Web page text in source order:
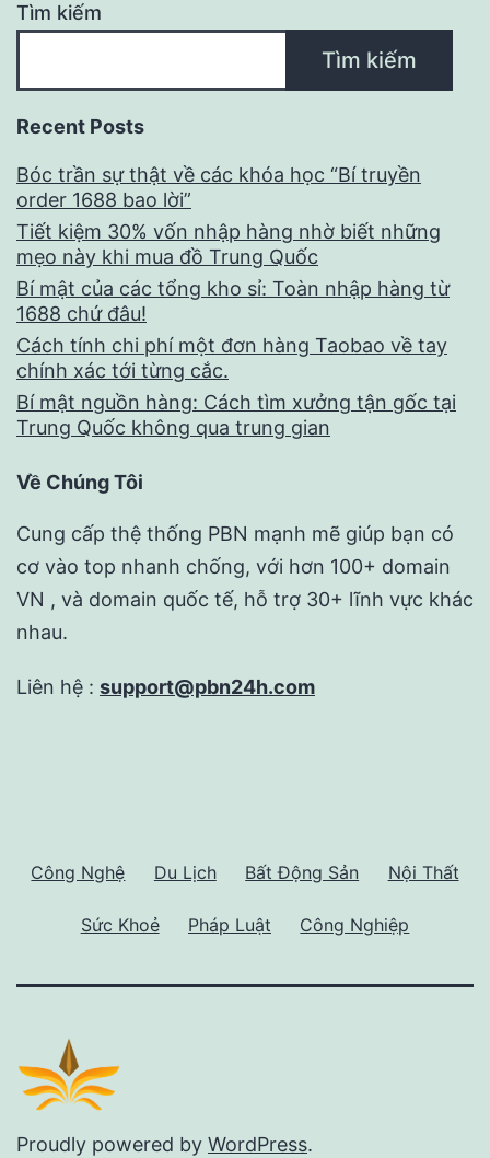
Tìm kiếm
Tìm kiếm
Recent Posts
Bóc trần sự thật về các khóa học “Bí truyền
order 1688 bao lời”
Tiết kiệm 30% vốn nhập hàng nhờ biết những
mẹo này khi mua đồ Trung Quốc
Bí mật của các tổng kho sỉ: Toàn nhập hàng từ
1688 chứ đâu!
Cách tính chi phí một đơn hàng Taobao về tay
chính xác tới từng cắc.
Bí mật nguồn hàng: Cách tìm xưởng tận gốc tại
Trung Quốc không qua trung gian
Về Chúng Tôi
Cung cấp thệ thống PBN mạnh mẽ giúp bạn có
cơ vào top nhanh chống, với hơn 100+ domain
VN , và domain quốc tế, hỗ trợ 30+ lĩnh vực khác
nhau.
Liên hệ : support@pbn24h.com
Công Nghệ Du Lịch Bất Động Sản Nội Thất
Sức Khoẻ Pháp Luật Công Nghiệp
Proudly powered by WordPress.